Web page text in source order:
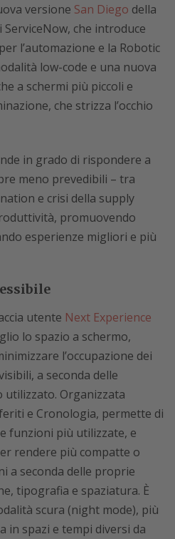
versione San Diego della
che introduce
l’automazione e la Robotic
low-code e una nuova
a schermi più piccoli e
che strizza l’occhio
in grado di rispondere a
meno prevedibili – tra
e crisi della supply
promuovendo
esperienze migliori e più
utente Next Experience
lo spazio a schermo,
l’occupazione dei
a seconda delle
utilizzato. Organizzata
e Cronologia, permette di
funzioni più utilizzate, e
rendere più compatte o
a seconda delle proprie
tipografia e spaziatura. È
scura (night mode), più
in spazi e tempi diversi da